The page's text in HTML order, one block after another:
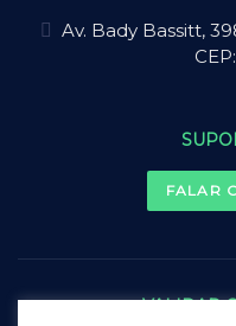
Av. Bady Bassitt,
FALAR
VALIDAR